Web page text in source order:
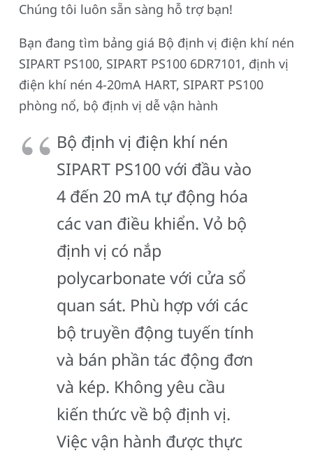
Chúng tôi luôn sẵn sàng hỗ trợ bạn!
Bạn đang tìm bảng giá Bộ định vị điện khí nén
SIPART PS100, SIPART PS100 6DR7101, định vị
điện khí nén 4-20mA HART, SIPART PS100
phòng nổ, bộ định vị dễ vận hành
Bộ định vị điện khí nén
SIPART PS100 với đầu vào
4 đến 20 mA tự động hóa
các van điều khiển. Vỏ bộ
định vị có nắp
polycarbonate với cửa sổ
quan sát. Phù hợp với các
bộ truyền động tuyến tính
và bán phần tác động đơn
và kép. Không yêu cầu
kiến thức về bộ định vị.
Việc vận hành được thực